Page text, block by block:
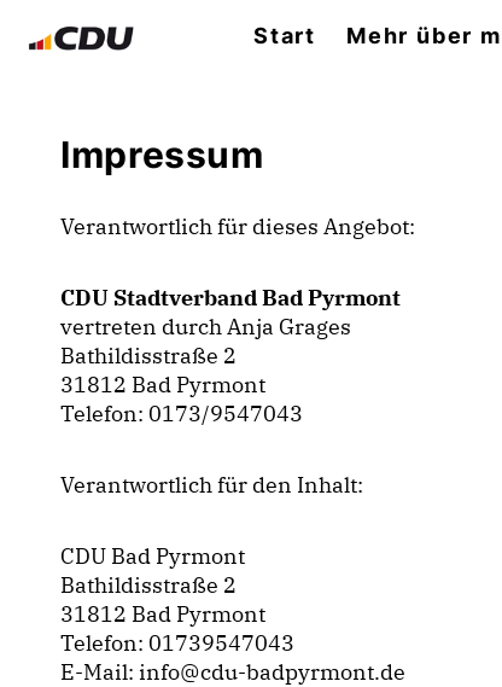
Start Mehr über
Impressum
Verantwortlich für dieses Angebot:
CDU Stadtverband Bad Pyrmont
vertreten durch Anja Grages
Bathildisstraße 2
31812 Bad Pyrmont
Telefon: 0173/9547043
Verantwortlich für den Inhalt:
CDU Bad Pyrmont
Bathildisstraße 2
31812 Bad Pyrmont
Telefon: 01739547043
E-Mail: info@cdu-badpyrmont.de